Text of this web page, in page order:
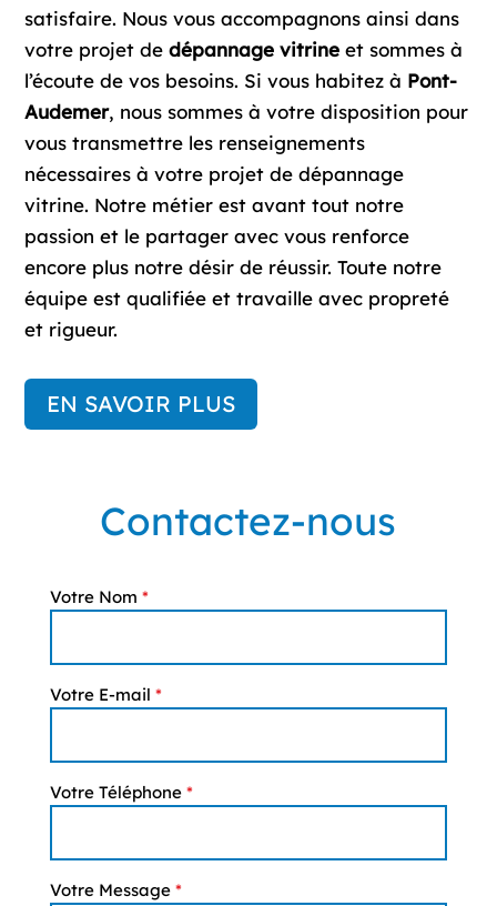
satisfaire. Nous vous accompagnons ainsi dans
votre projet dedépannage vitrine et sommes à
l’écoute de vos besoins. Si vous habitez à Pont-
Audemer, nous sommes à votre disposition pour
vous transmettre les renseignements
nécessaires à votre projet de dépannage
vitrine. Notre métier est avant tout notre
passion et le partager avec vous renforce
encore plus notre désir de réussir. Toute notre
équipe est qualifiée et travaille avec propreté
et rigueur.
EN SAVOIR PLUS
Contactez-nous
Votre Nom *
Votre E-mail *
Votre Téléphone *
Votre Message *